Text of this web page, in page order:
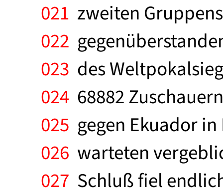
021 zweiten
022
023 des
024 68882
025 gegen Ekuador
026 warteten
027 Schluß fiel